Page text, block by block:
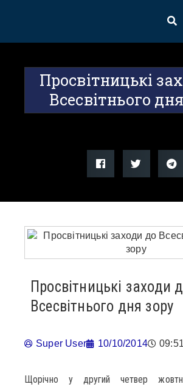
Просвітницькі
Всесвітнього
Просвітницькі заходи
Всесвітнього дня зору
Super User 10/10/2014 09:51
Щорічно у другий четвер